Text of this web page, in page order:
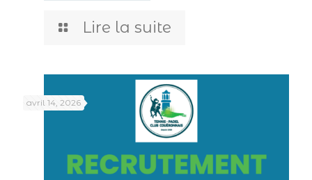
Lire la suite
avril 14, 2026